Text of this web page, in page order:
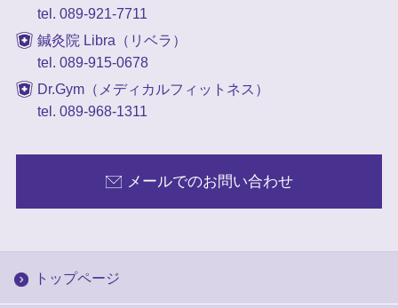
tel. 089-921-7711
鍼灸院 Libra（リベラ）
tel. 089-915-0678
Dr.Gym（メディカルフィットネス）
tel. 089-968-1311
メールでのお問い合わせ
トップページ